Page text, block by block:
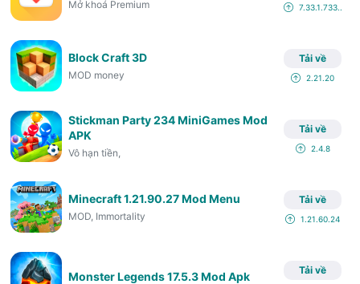
House Flipper
Shadow of Death
Minecraft 1.19.80.21 Mod v1.19.80.21
Hay Day
Left to Survive 5.6.1
Mở khoá Premium 7.33.1.733...
Block Craft 3D
MOD money
Tải về
2.21.20
Stickman Party 234 MiniGames Mod
APK
Vô hạn tiền,
Tải về
2.4.8
Minecraft 1.21.90.27 Mod Menu
MOD, Immortality
Tải về
1.21.60.24
Monster Legends 17.5.3 Mod Apk Tải về